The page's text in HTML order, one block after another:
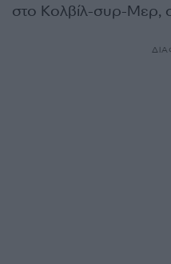
στο Κολβίλ-συρ-Μερ,